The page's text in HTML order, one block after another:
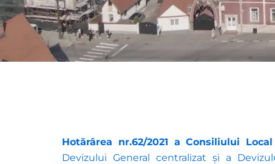
Hotărârea nr.62/2021 a Consiliului
Devizului General centralizat și a